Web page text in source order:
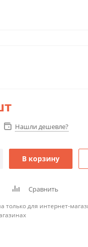
Нашли дешевле?
В корзину
Сравнить
только для интернет-